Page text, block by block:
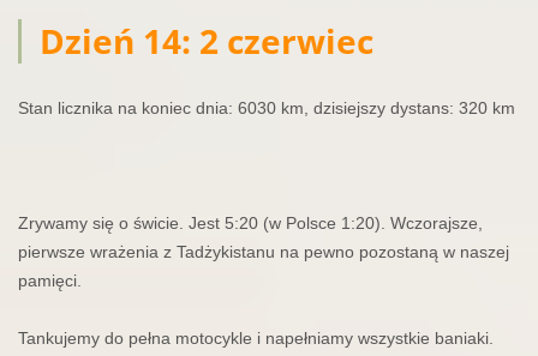
Dzień 14: 2 czerwiec
Stan licznika na koniec dnia: 6030 km, dzisiejszy dystans: 320 km
Zrywamy się o świcie. Jest 5:20 (w Polsce 1:20). Wczorajsze,
pierwsze wrażenia z Tadżykistanu na pewno pozostaną w naszej
pamięci.
Tankujemy do pełna motocykle i napełniamy wszystkie baniaki.